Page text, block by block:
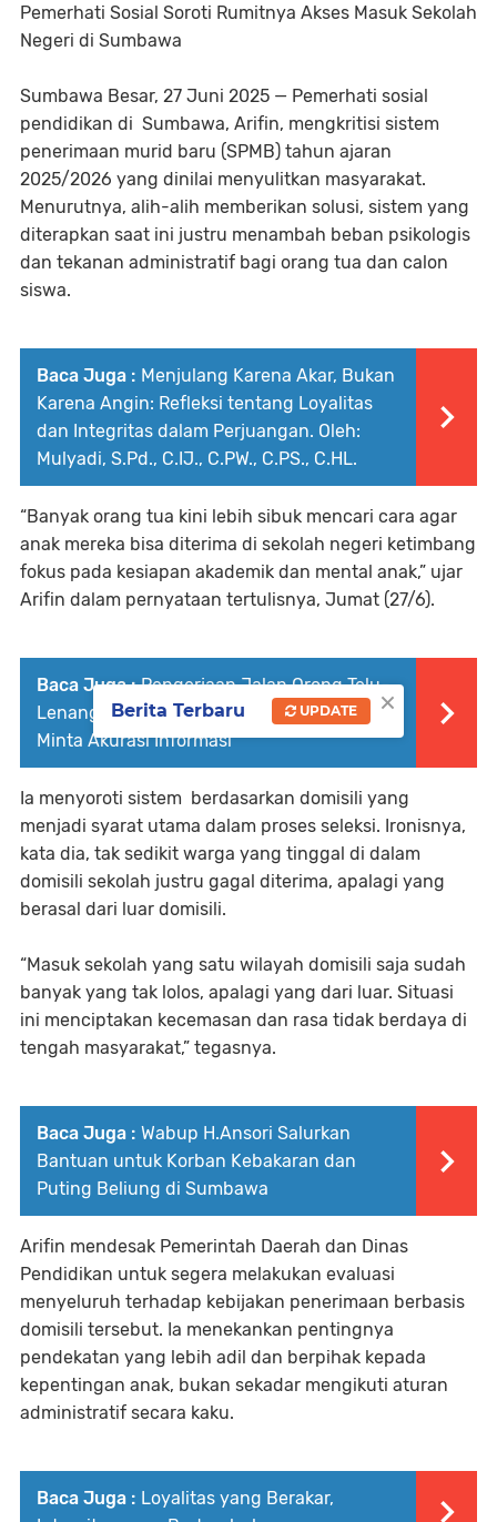
Pemerhati Sosial Soroti Rumitnya Akses Masuk Sekolah
Negeri di Sumbawa
Sumbawa Besar, 27 Juni 2025 — Pemerhati sosial
pendidikan di Sumbawa, Arifin, mengkritisi sistem
penerimaan murid baru (SPMB) tahun ajaran
2025/2026 yang dinilai menyulitkan masyarakat.
Menurutnya, alih-alih memberikan solusi, sistem yang
diterapkan saat ini justru menambah beban psikologis
dan tekanan administratif bagi orang tua dan calon
siswa.
Baca Juga : Menjulang Karena Akar, Bukan
Karena Angin: Refleksi tentang Loyalitas
dan Integritas dalam Perjuangan. Oleh:
Mulyadi, S.Pd., C.IJ., C.PW., C.PS., C.HL.
“Banyak orang tua kini lebih sibuk mencari cara agar
anak mereka bisa diterima di sekolah negeri ketimbang
fokus pada kesiapan akademik dan mental anak,” ujar
Arifin dalam pernyataan tertulisnya, Jumat (27/6).
Baca Juga : Pengerjaan Jalan Orong Telu–
Lenangguar Masih Dalam Proses, Warga
Minta Akurasi Informasi
Ia menyoroti sistem berdasarkan domisili yang
menjadi syarat utama dalam proses seleksi. Ironisnya,
kata dia, tak sedikit warga yang tinggal di dalam
domisili sekolah justru gagal diterima, apalagi yang
berasal dari luar domisili.
“Masuk sekolah yang satu wilayah domisili saja sudah
banyak yang tak lolos, apalagi yang dari luar. Situasi
ini menciptakan kecemasan dan rasa tidak berdaya di
tengah masyarakat,” tegasnya.
Baca Juga : Wabup H.Ansori Salurkan
Bantuan untuk Korban Kebakaran dan
Puting Beliung di Sumbawa
Arifin mendesak Pemerintah Daerah dan Dinas
Pendidikan untuk segera melakukan evaluasi
menyeluruh terhadap kebijakan penerimaan berbasis
domisili tersebut. Ia menekankan pentingnya
pendekatan yang lebih adil dan berpihak kepada
kepentingan anak, bukan sekadar mengikuti aturan
administratif secara kaku.
Baca Juga : Loyalitas yang Berakar,
×
Berita Terbaru UPDATE